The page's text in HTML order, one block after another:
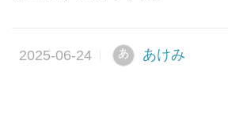
あ あけみ